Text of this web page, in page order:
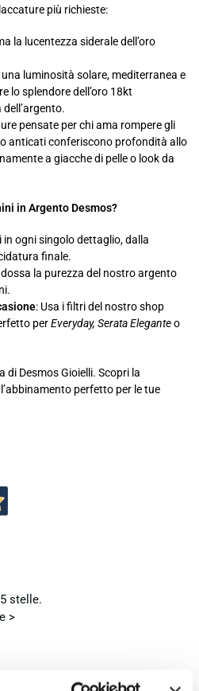
più richieste:
la lucentezza siderale dell’oro
una luminosità solare, mediterranea e
lo splendore dell’oro 18kt
pensate per chi ama rompere gli
anticati conferiscono profondità allo
a giacche di pelle o look da
in Argento Desmos?
in ogni singolo dettaglio, dalla
finale.
la purezza del nostro argento
: Usa i filtri del nostro shop
perEveryday, Serata Eleganteo
Desmos Gioielli. Scopri la
perfetto per le tue
stelle.
>